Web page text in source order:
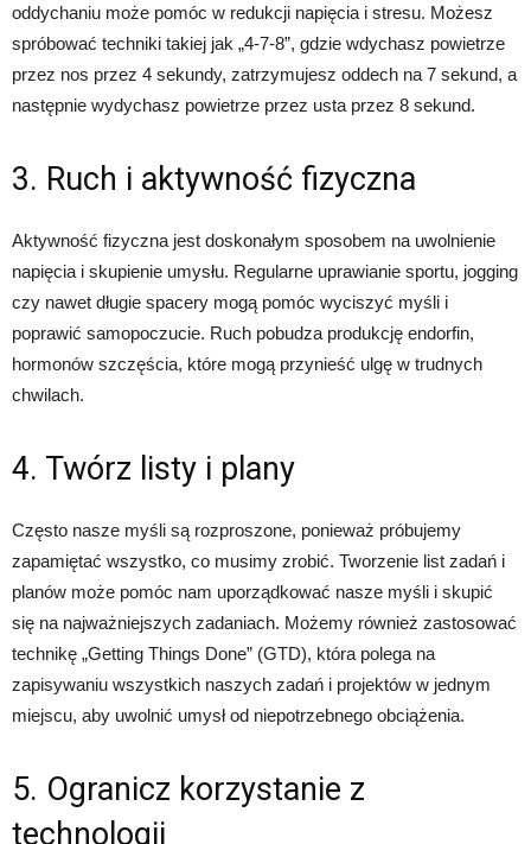
oddychaniu może pomóc w redukcji napięcia i stresu. Możesz
spróbować techniki takiej jak „4-7-8”, gdzie wdychasz powietrze
przez nos przez 4 sekundy, zatrzymujesz oddech na 7 sekund, a
następnie wydychasz powietrze przez usta przez 8 sekund.
3. Ruch i aktywność fizyczna
Aktywność fizyczna jest doskonałym sposobem na uwolnienie
napięcia i skupienie umysłu. Regularne uprawianie sportu, jogging
czy nawet długie spacery mogą pomóc wyciszyć myśli i
poprawić samopoczucie. Ruch pobudza produkcję endorfin,
hormonów szczęścia, które mogą przynieść ulgę w trudnych
chwilach.
4. Twórz listy i plany
Często nasze myśli są rozproszone, ponieważ próbujemy
zapamiętać wszystko, co musimy zrobić. Tworzenie list zadań i
planów może pomóc nam uporządkować nasze myśli i skupić
się na najważniejszych zadaniach. Możemy również zastosować
technikę „Getting Things Done” (GTD), która polega na
zapisywaniu wszystkich naszych zadań i projektów w jednym
miejscu, aby uwolnić umysł od niepotrzebnego obciążenia.
5. Ogranicz korzystanie z
technologii